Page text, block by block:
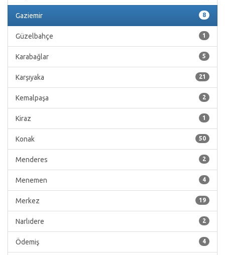
8
Gaziemir
1
Güzelbahçe
5
Karabağlar
21
Karşıyaka
2
Kemalpaşa
1
Kiraz
50
Konak
2
Menderes
4
Menemen
19
Merkez
2
Narlıdere
4
Ödemiş